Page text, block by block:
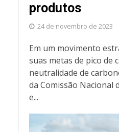
produtos
24 de novembro de 2023
Em um movimento
suas metas de pico de
neutralidade de
da Comissão Nacional
e...